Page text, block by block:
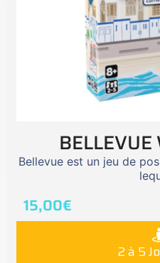
Bellevue est un jeu de
15,00€
2 à 5